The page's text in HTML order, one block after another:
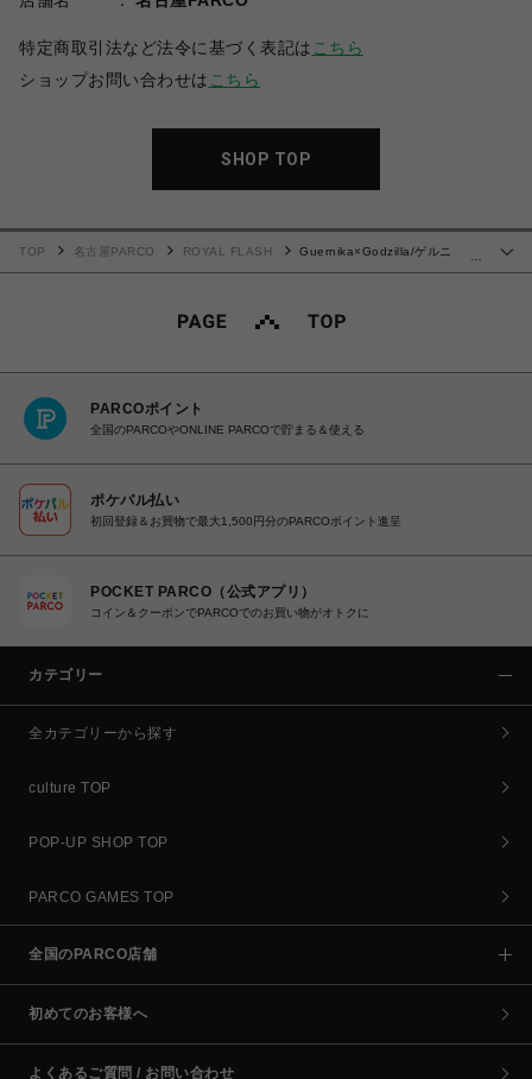
特定商取引法など法令に基づく表記は こちら
ショップお問い合わせは こちら
SHOP TOP
…
TOP 名古屋PARCO ROYAL FLASH
Guernika×Godzilla/ゲルニ
PARCOポイント
全国のPARCOやONLINE PARCOで貯まる＆使える
ポケパル払い
初回登録＆お買物で最大1,500円分のPARCOポイント進呈
POCKET PARCO（公式アプリ）
コイン＆クーポンでPARCOでのお買い物がオトクに
カテゴリー
全カテゴリーから探す
culture TOP
POP-UP SHOP TOP
PARCO GAMES TOP
全国のPARCO店舗
初めてのお客様へ
よくあるご質問 / お問い合わせ